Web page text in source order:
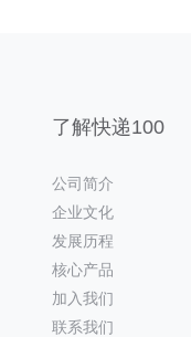
了解快递100
公司简介
企业文化
发展历程
核心产品
加入我们
联系我们